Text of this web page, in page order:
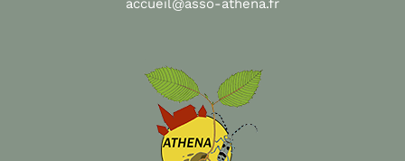
accueil@asso-athena.fr